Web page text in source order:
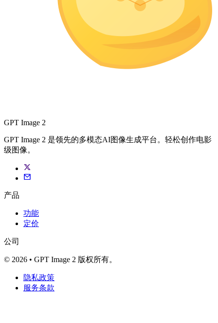
GPT Image 2
GPT Image 2 是领先的多模态AI图像生成平台。轻松创作电影
级图像。
产品
功能
定价
公司
© 2026 • GPT Image 2 版权所有。
隐私政策
服务条款